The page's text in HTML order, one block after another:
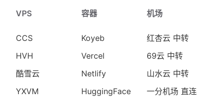
VPS
CCS
HVH
酷雪云
YXVM
容器
Koyeb
Vercel
Netlify
HuggingFace
机场
红杏云 中转
69云 中转
山水云 中转
一分机场 直连